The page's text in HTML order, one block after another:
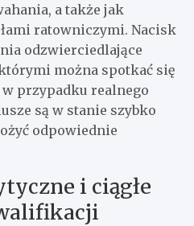
a także jak
ratowniczymi. Nacisk
odzwierciedlające
można spotkać się
w przypadku realnego
są w stanie szybko
odpowiednie
i ciągłe